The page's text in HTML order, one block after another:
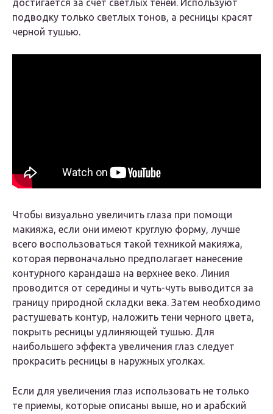
достигается за счет светлых теней. Используют
подводку только светлых тонов, а ресницы красят
черной тушью.
Чтобы визуально увеличить глаза при помощи
макияжа, если они имеют круглую форму, лучше
всего воспользоваться такой техникой макияжа,
которая первоначально предполагает нанесение
контурного карандаша на верхнее веко. Линия
проводится от середины и чуть-чуть выводится за
границу природной складки века. Затем необходимо
растушевать контур, наложить тени черного цвета,
покрыть ресницы удлиняющей тушью. Для
наибольшего эффекта увеличения глаз следует
прокрасить ресницы в наружных уголках.
Если для увеличения глаз использовать не только
те приемы, которые описаны выше, но и арабский